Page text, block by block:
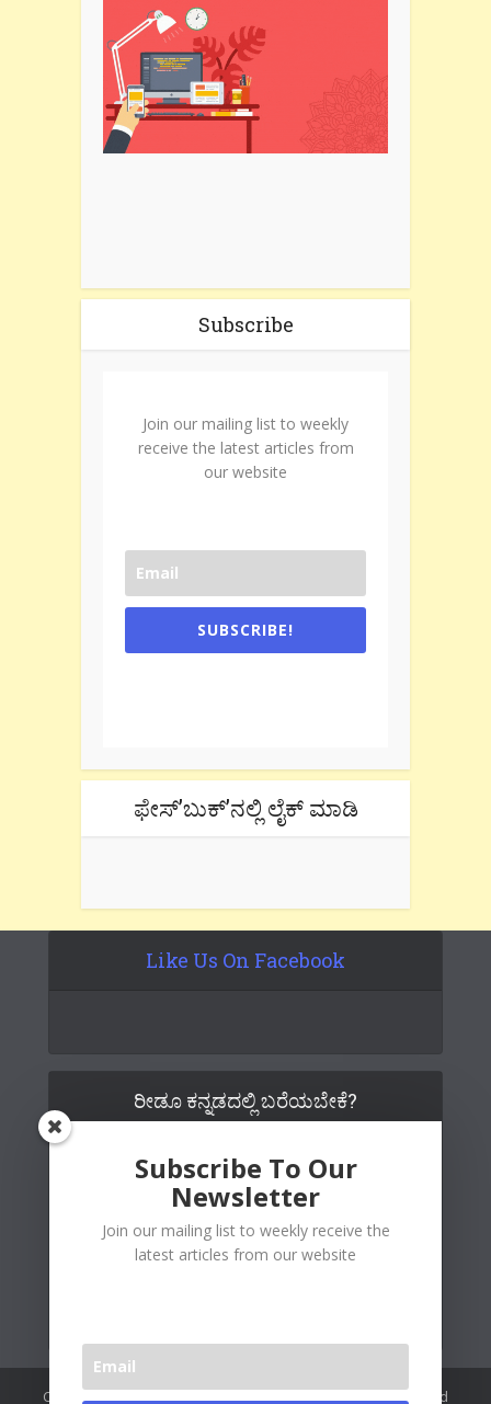
Subscribe
Join our mailing list to weekly
receive the latest articles from
our website
SUBSCRIBE!
ಫೇಸ್’ಬುಕ್’ನಲ್ಲಿ ಲೈಕ್ ಮಾಡಿ
Like Us On Facebook
ರೀಡೂ ಕನ್ನಡದಲ್ಲಿ ಬರೆಯಬೇಕೆ?
Copywrite© 2026 Readoo Media Private Limited. Created and
Subscribe To Our
Newsletter
Join our mailing list to weekly receive the
latest articles from our website